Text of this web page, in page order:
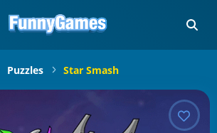
Puzzles Star Smash